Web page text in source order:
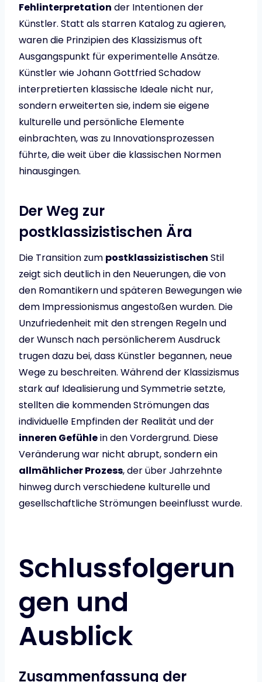
Fehlinterpretation der Intentionen der
Künstler. Statt als starren Katalog zu agieren,
waren die Prinzipien des Klassizismus oft
Ausgangspunkt für experimentelle Ansätze.
Künstler wie Johann Gottfried Schadow
interpretierten klassische Ideale nicht nur,
sondern erweiterten sie, indem sie eigene
kulturelle und persönliche Elemente
einbrachten, was zu Innovationsprozessen
führte, die weit über die klassischen Normen
hinausgingen.
Der Weg zur
postklassizistischen Ära
Die Transition zum postklassizistischen Stil
zeigt sich deutlich in den Neuerungen, die von
den Romantikern und späteren Bewegungen wie
dem Impressionismus angestoßen wurden. Die
Unzufriedenheit mit den strengen Regeln und
der Wunsch nach persönlicherem Ausdruck
trugen dazu bei, dass Künstler begannen, neue
Wege zu beschreiten. Während der Klassizismus
stark auf Idealisierung und Symmetrie setzte,
stellten die kommenden Strömungen das
individuelle Empfinden der Realität und der
inneren Gefühlein den Vordergrund. Diese
Veränderung war nicht abrupt, sondern ein
allmählicher Prozess, der über Jahrzehnte
hinweg durch verschiedene kulturelle und
gesellschaftliche Strömungen beeinflusst wurde.
Schlussfolgerun
gen und
Ausblick
Zusammenfassung der